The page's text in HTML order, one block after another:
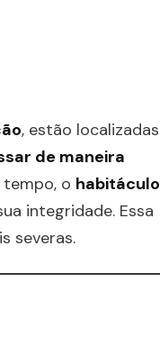
, estão localizadas
de maneira
o habitáculo
integridade. Essa
severas.